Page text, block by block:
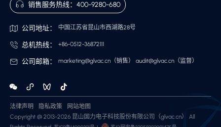
销售服务热线： 400-9280-680
公司地址： 中国江苏省昆山市西湖路28号
总机热线： +86-0512-36872111
公司邮箱： marketing@glvac.cn （销售） audit@glvac.cn （监督）
Copyright @ 2013-2026 昆山国力电子科技股份有限公司（glvac.cn） All
法律声明 隐私政策 网站地图